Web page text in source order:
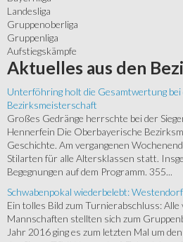
Landesliga
Gruppenoberliga
Gruppenliga
Aufstiegskämpfe
Aktuelles aus den
Unterföhring holt die Gesamtwertung
Bezirksmeisterschaft
Großes Gedränge herrschte bei der
Hennerfein Die Oberbayerische
Geschichte. Am vergangenen
Stilarten für alle Altersklassen statt.
Begegnungen auf dem Programm. 355...
Schwabenpokal wiederbelebt:
Ein tolles Bild zum Turnierabschluss:
Mannschaften stellten sich zum
Jahr 2016 ging es zum letzten Mal um